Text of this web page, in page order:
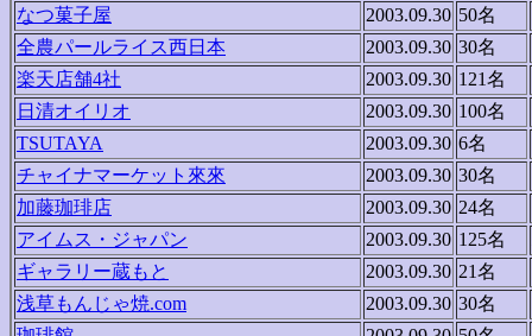
なつ菓子屋
2003.09.30 50名
全農パールライス西日本
2003.09.30 30名
楽天店舗4社
2003.09.30 121名
日清オイリオ
2003.09.30 100名
TSUTAYA
2003.09.30 6名
チャイナマーケット來來
2003.09.30 30名
加藤珈琲店
2003.09.30 24名
アイムス・ジャパン
2003.09.30 125名
ギャラリー蔵もと
2003.09.30 21名
浅草もんじゃ焼.com
2003.09.30 30名